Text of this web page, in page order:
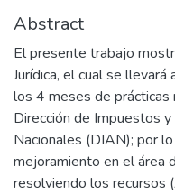
Abstract
El presente trabajo
Jurídica, el cual se llevará
los 4 meses de prácticas
Dirección de Impuestos y
Nacionales (DIAN); por
mejoramiento en el área
resolviendo los